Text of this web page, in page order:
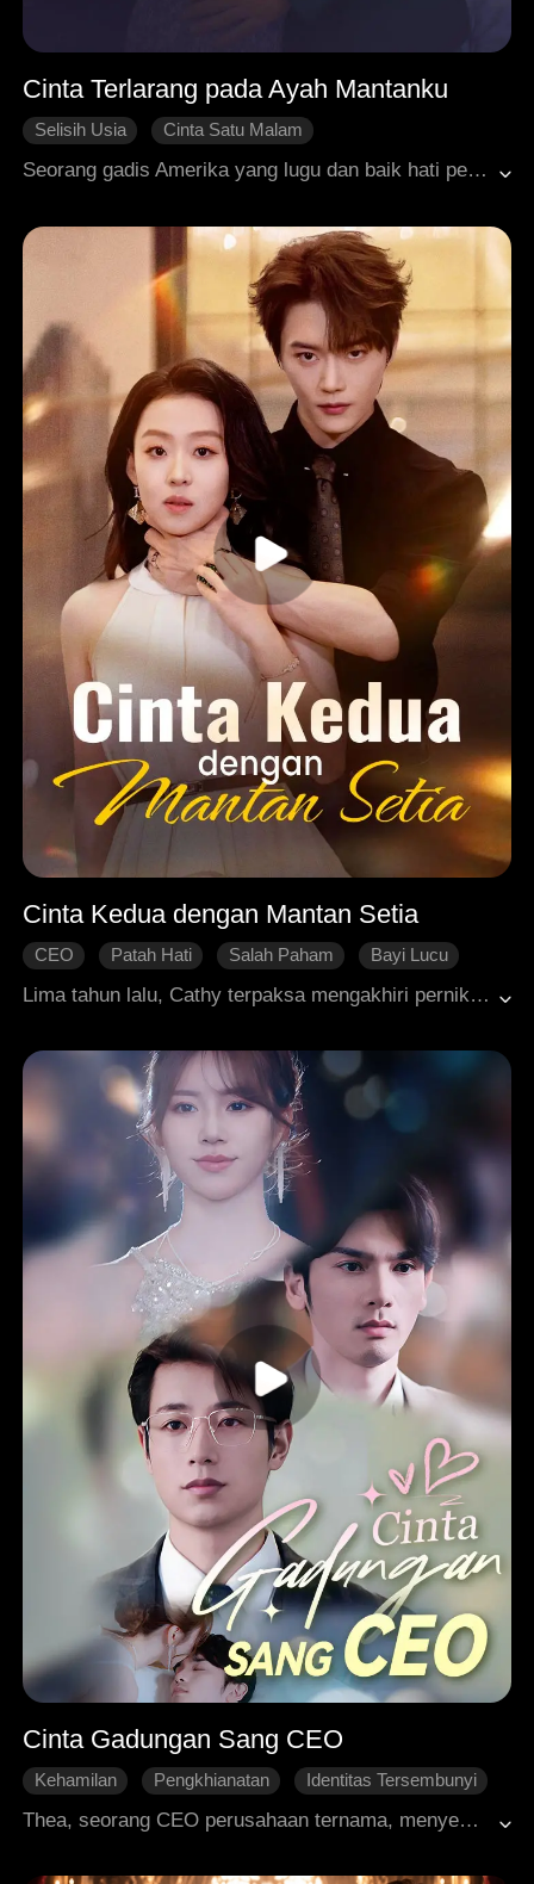
Cinta Terlarang pada Ayah Mantanku
Selisih Usia
Cinta Satu Malam
Roman Modern
Seorang gadis Amerika yang lugu dan baik hati pergi ke Rusia untuk mencari suaminya. Namun, betapa terkejutnya dia saat menemukan sang suami adalah seorang playboy terkenal! Terjebak dalam bahaya di tanah asing, nyawanya diselamatkan oleh seorang jenderal Rusia. Seiring waktu, rasa takut gadis itu berubah menjadi rasa cinta. Namun takdir berkata lain. Ternyata pria yang dicintainya itu adalah ayah kandung dari mantan suami yang telah mengkhianatinya! Bagaimana akhir dari kisah cinta terlarang ini?
Cinta Kedua dengan Mantan Setia
CEO Patah Hati Salah Paham
Bayi Lucu
Lima tahun lalu, Cathy terpaksa mengakhiri pernikahannya dengan Saul untuk melindungi keluarganya. Di hari yang sama, dia justru menerima kabar bahwa Saul tewas dalam kecelakaan pesawat. Lima tahun kemudian, Saul kembali. Ternyata, dia memalsukan kematiannya dan telah berubah menjadi seorang taipan kaya raya. Kini, dia datang untuk membalaskan dendamnya pada Cathy atas masa lalu. Dia pun memaksanya menjadi pengasuh anak, tanpa tahu bahwa selama ini Cathy telah membesarkan anak mereka sendirian. Di tengah upayanya membalas dendam, Saul akhirnya mengetahui pengorbanan Cathy dan perjuangannya membesarkan anak mereka. Diliputi penyesalan, Saul berusaha mendapatkan kembali cinta Cathy. Pada akhirnya, mereka berhasil menyelesaikan kesalahpahaman dan menemukan kembali cinta mereka.
Cinta Gadungan Sang CEO
Kehamilan Pengkhianatan
Identitas Tersembunyi
Roman Modern
Thea, seorang CEO perusahaan ternama, menyembunyikan identitas aslinya dan menikah dengan Saul. Pas dia hendak memberitahu Saul bahwa dirinya sudah hamil, Thea menyaksikan Saul menemani Zoe untuk pemeriksaan kehamilan. Hancur hati, Thea pulang dan mendengar sindiran pedas sang mertua yang memicu pertengkaran hebat. Dalam konflik itu, Thea mengalami keguguran yang menghancurkan dirinya secara fisik maupun mental. Putus asa, dia memutuskan untuk bercerai. Namun takdir berkata lain. Setelah melalui serangkaian peristiwa, Saul akhirnya menyadari kesalahannya dan berjuang mati-matian untuk mendapatkan kembali cinta Thea. Sementara itu, Thea yang beberapa kali diselamatkan Saul dari situasi bahaya, perlahan sembuh dari luka hatinya dan mulai memaafkannya. Akhirnya, mereka berdua rujuk dan membangun kembali rumah tangga dengan komitmen baru.